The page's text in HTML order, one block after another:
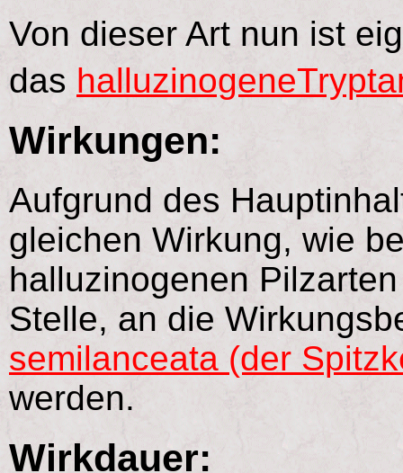
Von dieser Art nun ist
das
Wirkungen:
Aufgrund des
gleichen Wirkung, wie
halluzinogenen
Stelle, an die
semilanceata (der
werden.
Wirkdauer: